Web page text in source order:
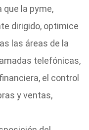
que la pyme,
dirigido, optimice
las áreas de la
telefónicas,
el control
y ventas,